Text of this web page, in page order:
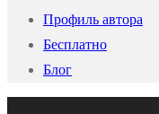
Профиль автора
Бесплатно
Блог